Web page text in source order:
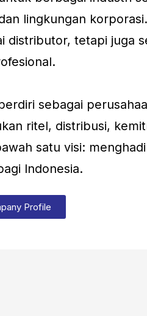
lingkungan
distributor, tetapi juga
sebagai
ritel, distribusi,
satu visi:
Indonesia.
Profile